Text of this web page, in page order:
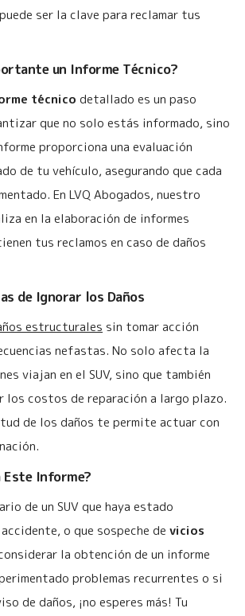
ser la clave para reclamar tus
un Informe Técnico?
técnico detallado es un paso
que no solo estás informado, sino
proporciona una evaluación
de tu vehículo, asegurando que cada
En LVQ Abogados, nuestro
en la elaboración de informes
tus reclamos en caso de daños
de Ignorar los Daños
estructurales sin tomar acción
nefastas. No solo afecta la
viajan en el SUV, sino que también
los costos de reparación a largo plazo.
de los daños te permite actuar con
Este Informe?
de un SUV que haya estado
o que sospeche de vicios
la obtención de un informe
problemas recurrentes o si
de daños, ¡no esperes más! Tu